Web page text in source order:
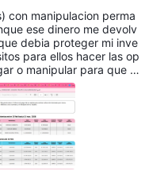
con manipulacion perma
ese dinero me devolv
debia proteger mi inve
para ellos hacer las op
o manipular para que la
que hay que termin
el capital en cero.